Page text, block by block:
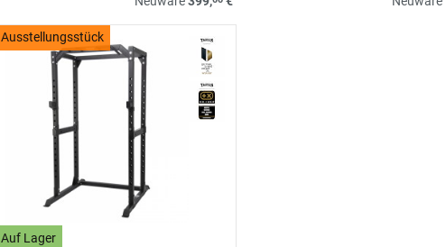
Ausstellungsstück
Auf Lager